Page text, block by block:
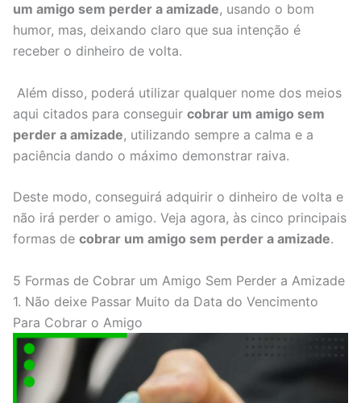
um amigo sem perder a amizade, usando o bom
humor, mas, deixando claro que sua intenção é
receber o dinheiro de volta.
Além disso, poderá utilizar qualquer nome dos meios
aqui citados para conseguir cobrar um amigo sem
perder a amizade, utilizando sempre a calma e a
paciência dando o máximo demonstrar raiva.
Deste modo, conseguirá adquirir o dinheiro de volta e
não irá perder o amigo. Veja agora, às cinco principais
formas de cobrar um amigo sem perder a amizade.
5 Formas de Cobrar um Amigo Sem Perder a Amizade
1. Não deixe Passar Muito da Data do Vencimento
Para Cobrar o Amigo